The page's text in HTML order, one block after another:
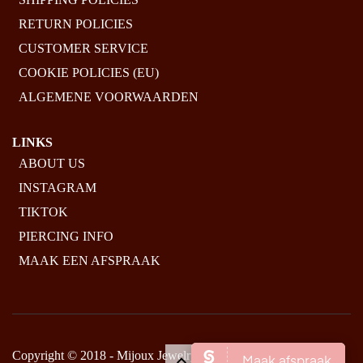
RETURN POLICIES
CUSTOMER SERVICE
COOKIE POLICIES (EU)
ALGEMENE VOORWAARDEN
LINKS
ABOUT US
INSTAGRAM
TIKTOK
PIERCING INFO
MAAK EEN AFSPRAAK
Copyright © 2018 - Mijoux Jewelry